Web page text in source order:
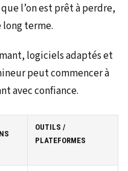
l’on est prêt à perdre,
long terme.
logiciels adaptés et
peut commencer à
avec confiance.
OUTILS /
PLATEFORMES